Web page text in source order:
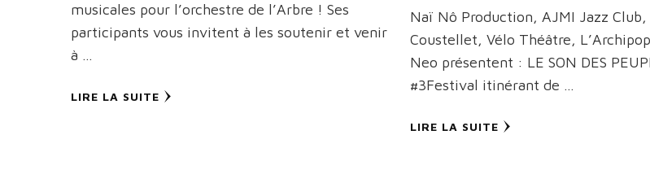
musicales pour l’orchestre de l’Arbre ! Ses
participants vous invitent à les soutenir et venir
à …
LIRE LA SUITE
Naï Nô Production, AJMI Jazz Club,
Coustellet, Vélo Théâtre,
Neo présentent : LE SON DES
#3Festival itinérant de …
LIRE LA SUITE